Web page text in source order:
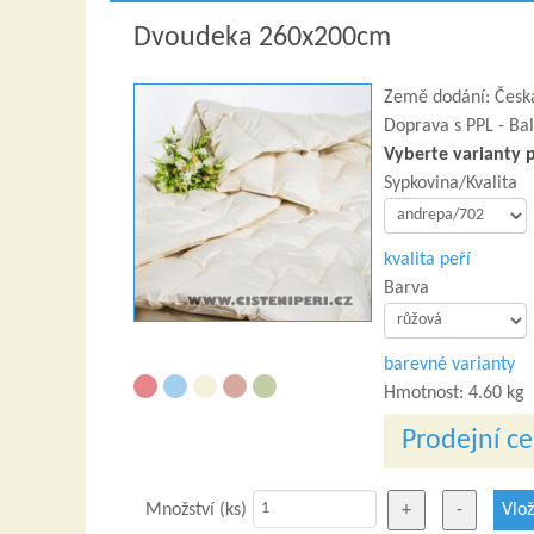
Dvoudeka 260x200cm
Země dodání:
Doprava s PPL -
Vyberte varianty
Sypkovina/Kvalita
kvalita peří
Barva
barevné varianty
Hmotnost: 4.60 kg
Prodejní
Množství (ks)